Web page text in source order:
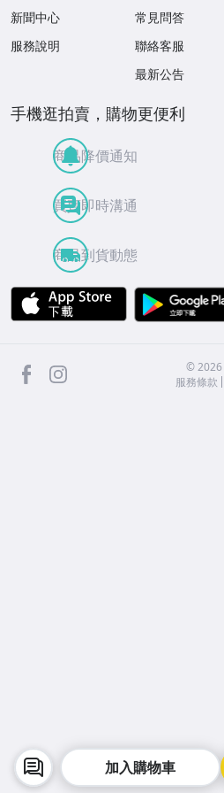
加入購物車
新聞中心
服務說明
常見問答
聯絡客服
最新公告
手機逛拍賣，購物更便利
商品降價通知
買賣即時溝通
商品到貨動態
APP Store
facebook ©2026
服務條款